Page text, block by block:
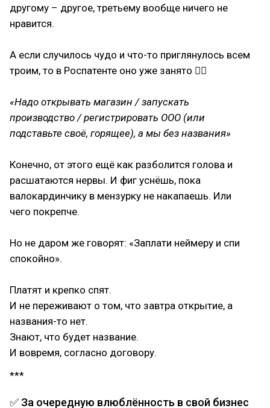
другому – другое, третьему вообще ничего не
нравится.
А если случилось чудо и что-то приглянулось всем
троим, то в Роспатенте оно уже занято 🤦‍♀
«Надо открывать магазин / запускать
производство / регистрировать ООО (или
подставьте своё, горящее), а мы без названия»
Конечно, от этого ещё как разболится голова и
расшатаются нервы. И фиг уснёшь, пока
валокардинчику в мензурку не накапаешь. Или
чего покрепче.
Но не даром же говорят: «Заплати неймеру и спи
спокойно».
Платят и крепко спят.
И не переживают о том, что завтра открытие, а
названия-то нет.
Знают, что будет название.
И вовремя, согласно договору.
***
✅ За очередную влюблённость в свой бизнес